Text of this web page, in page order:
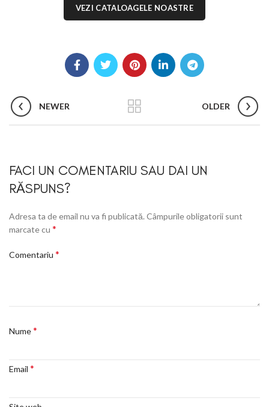
VEZI CATALOAGELE NOASTRE
NEWER OLDER
FACI UN COMENTARIU SAU DAI UN
RĂSPUNS?
Adresa ta de email nu va fi publicată. Câmpurile obligatorii sunt
marcate cu *
Comentariu *
Nume*
Email *